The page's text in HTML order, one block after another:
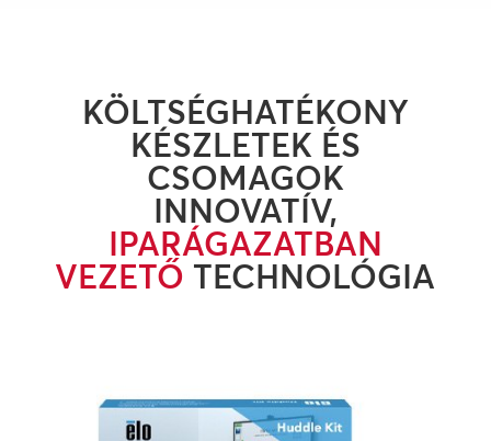
KÖLTSÉGHATÉKONY
KÉSZLETEK ÉS
CSOMAGOK
INNOVATÍV,
IPARÁGAZATBAN
VEZETŐ TECHNOLÓGIA